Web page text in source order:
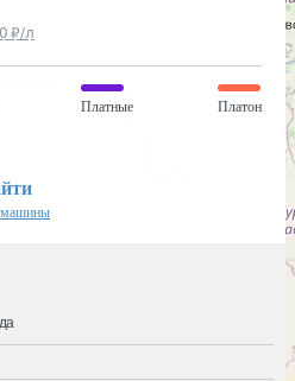
₽/л
Платные Платон
машины